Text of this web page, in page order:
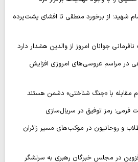
شهید؛ از برخورد منطقی تا افشای پشت‌پرده
جوانان امروز از والدین هشدار دارد
در مراسم عروسی‌های امروزی افزایش
مقابله با «جنگ شناختی» دشمن هستند
فرمی؛ رمز توفیق در سریال‌سازی
و روحانیون در موکب‌های مسیر زائران
قزوین در مجلس خبرگان رهبری به سرلشگر